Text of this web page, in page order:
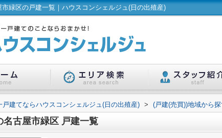
緑区の戸建一覧｜ハウスコンシェルジュ(日の出殖産)
戸建てならハウスコンシェルジュ(日の出殖産) > (戸建(売買))地域から探
名古屋市緑区 戸建一覧